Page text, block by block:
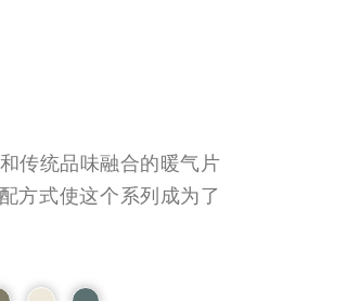
传统品味融合的暖气片
方式使这个系列成为了